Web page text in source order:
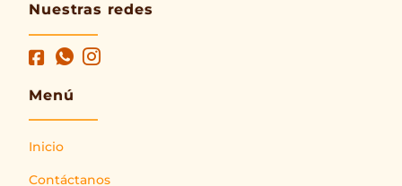
Nuestras redes
Menú
Inicio
Contáctanos